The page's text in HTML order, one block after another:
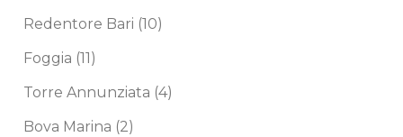
Redentore Bari (10)
Foggia (11)
Torre Annunziata (4)
Bova Marina (2)